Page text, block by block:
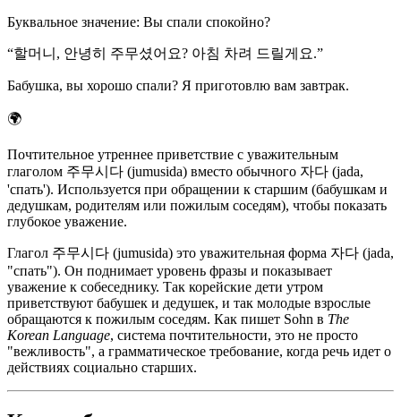
Буквальное значение: Вы спали спокойно?
“할머니, 안녕히 주무셨어요? 아침 차려 드릴게요.”
Бабушка, вы хорошо спали? Я приготовлю вам завтрак.
🌍
Почтительное утреннее приветствие с уважительным
глаголом 주무시다 (jumusida) вместо обычного 자다 (jada,
'спать'). Используется при обращении к старшим (бабушкам и
дедушкам, родителям или пожилым соседям), чтобы показать
глубокое уважение.
Глагол 주무시다 (jumusida) это уважительная форма 자다 (jada,
"спать"). Он поднимает уровень фразы и показывает
уважение к собеседнику. Так корейские дети утром
приветствуют бабушек и дедушек, и так молодые взрослые
обращаются к пожилым соседям. Как пишет Sohn в The
Korean Language, система почтительности, это не просто
"вежливость", а грамматическое требование, когда речь идет о
действиях социально старших.